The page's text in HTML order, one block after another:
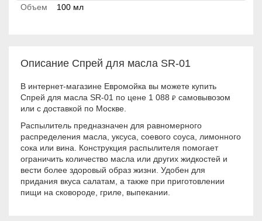
Объем
100 мл
Описание Спрей для масла SR-01
В интернет-магазине Евромойка вы можете купить
Спрей для масла SR-01 по цене 1 088 ₽ самовывозом
или с доставкой по Москве.
Распылитель предназначен для равномерного
распределения масла, уксуса, соевого соуса, лимонного
сока или вина. Конструкция распылителя помогает
ограничить количество масла или других жидкостей и
вести более здоровый образ жизни. Удобен для
придания вкуса салатам, а также при приготовлении
пищи на сковороде, гриле, выпекании.